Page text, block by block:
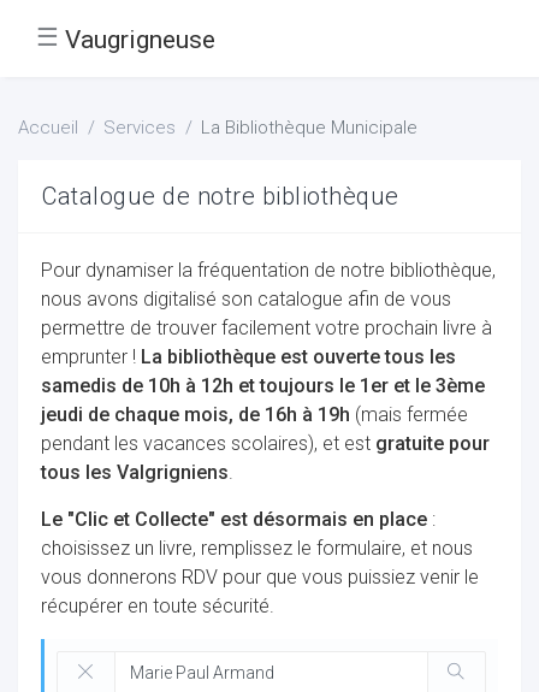
☰ Vaugrigneuse
Accueil Services La Bibliothèque Municipale
Catalogue de notre bibliothèque
Pour dynamiser la fréquentation de notre bibliothèque,
nous avons digitalisé son catalogue afin de vous
permettre de trouver facilement votre prochain livre à
emprunter ! La bibliothèque est ouverte tous les
samedis de 10h à 12h et toujours le 1er et le 3ème
jeudi de chaque mois, de 16h à 19h (mais fermée
pendant les vacances scolaires), et est gratuite pour
tous les Valgrigniens
Le "Clic et Collecte" est désormais en place:
choisissez un livre, remplissez le formulaire, et nous
vous donnerons RDV pour que vous puissiez venir le
récupérer en toute sécurité.